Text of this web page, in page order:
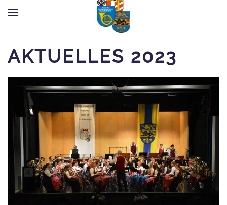
Zum Hauptinhalt springen
AKTUELLES 2023